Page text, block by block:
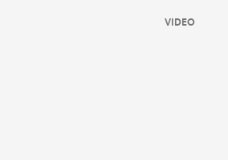
VIDEO